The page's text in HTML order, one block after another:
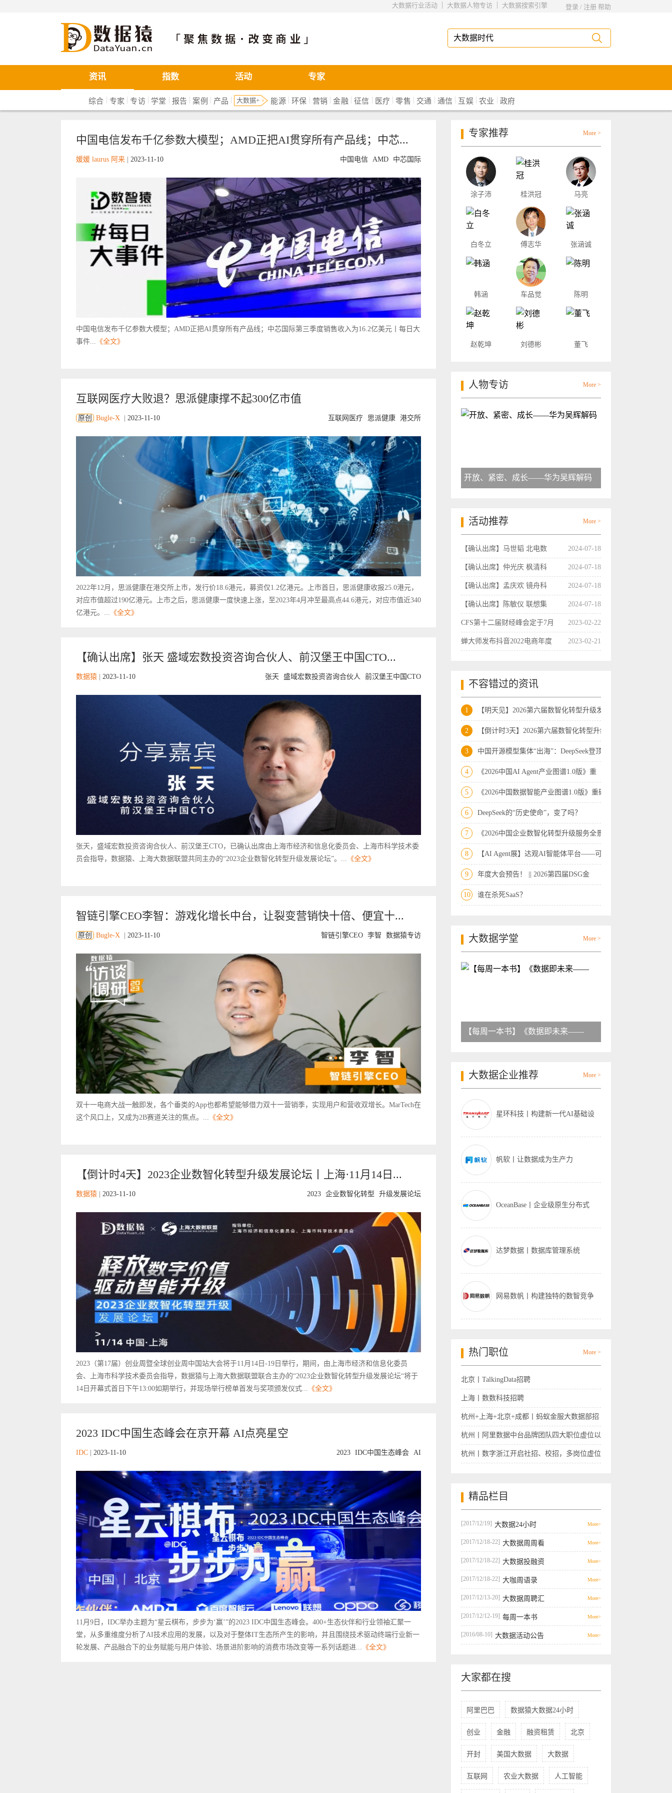
登录 / 注册 帮助
大数据搜索引擎
|
大数据人物专访
|
大数据行业活动
数据猿
资讯 指数 活动 专家
综合 | 专家 |专访| 学堂 | 报告 | 案例 | 产品 | 大数据+ 能源 |环保 | 营销 |金融 |征信 | 医疗 | 零售 | 交通 | 通信 | 互娱 | 农业 | 政府
中国电信发布千亿参数大模型；AMD正把AI贯穿所有产品线；中芯...
中国电信 AMD 中芯国际
媛媛 laurus 阿来 2023-11-10
中国电信发布千亿参数大模型；AMD正把AI贯穿所有产品线；中芯国际第三季度销售收入为16.2亿美元丨每日大
事件... 《全文》
互联网医疗大败退？思派健康撑不起300亿市值
互联网医疗 思派健康 港交所
原创 Bugle-X 2023-11-10
2022年12月，思派健康在港交所上市，发行价18.6港元，募资仅1.2亿港元。上市首日，思派健康收报25.0港元，
对应市值超过190亿港元。上市之后，思派健康一度快速上涨，至2023年4月冲至最高点44.6港元，对应市值近340
亿港元。... 《全文》
【确认出席】张天 盛域宏数投资咨询合伙人、前汉堡王中国CTO...
张天 盛域宏数投资咨询合伙人 前汉堡王中国CTO
数据猿 2023-11-10
张天，盛域宏数投资咨询合伙人、前汉堡王CTO，已确认出席由上海市经济和信息化委员会、上海市科学技术委
员会指导，数据猿、上海大数据联盟共同主办的“2023企业数智化转型升级发展论坛”。... 《全文》
智链引擎CEO李智：游戏化增长中台，让裂变营销快十倍、便宜十...
智链引擎CEO 李智 数据猿专访
原创 Bugle-X 2023-11-10
双十一电商大战一触即发，各个垂类的App也都希望能够借力双十一营销季，实现用户和营收双增长。MarTech在
这个风口上，又成为2B赛道关注的焦点。... 《全文》
【倒计时4天】2023企业数智化转型升级发展论坛丨上海·11月14日...
2023 企业数智化转型 升级发展论坛
数据猿 2023-11-10
2023（第17届）创业周暨全球创业周中国站大会将于11月14日-19日举行，期间，由上海市经济和信息化委员
会、上海市科学技术委员会指导，数据猿与上海大数据联盟联合主办的“2023企业数智化转型升级发展论坛“将于
14日开幕式首日下午13:00如期举行，并现场举行榜单首发与奖项颁发仪式... 《全文》
2023 IDC中国生态峰会在京开幕 AI点亮星空
2023 IDC中国生态峰会 AI
IDC 2023-11-10
11月9日，IDC举办主题为“星云棋布，步步为‘赢’”的2023 IDC中国生态峰会。400+生态伙伴和行业领袖汇聚一
堂，从多重维度分析了AI技术应用的发展，以及对于整体IT生态所产生的影响，并且围绕技术驱动终端行业新一
轮发展、产品融合下的业务赋能与用户体验、场景进阶影响的消费市场改变等一系列话题进... 《全文》
专家推荐 More >
涂子沛 桂洪冠 马亮
白冬立 傅志华 张涵诚
韩涵 车品觉 陈明
赵乾坤 刘德彬 董飞
人物专访 More >
开放、紧密、成长——华为吴辉解码
活动推荐 More >
【确认出席】马世韬 北电数 2024-07-18
【确认出席】仲光庆 枫清科 2024-07-18
【确认出席】孟庆欢 镜舟科 2024-07-18
【确认出席】陈敏仪 联想集 2024-07-18
CFS第十二届财经峰会定于7月 2023-02-22
蝉大师发布抖音2022电商年度 2023-02-21
不容错过的资讯
1 【明天见】2026第六届数智化转型升级发展
2 【倒计时3天】2026第六届数智化转型升级
3 中国开源模型集体“出海”：DeepSeek登顶
4 《2026中国AI Agent产业图谱1.0版》重
5 《2026中国数据智能产业图谱1.0版》重磅
6 DeepSeek的“历史使命”，变了吗？
7 《2026中国企业数智化转型升级服务全景图
8 【AI Agent展】达观AI智能体平台——可
9 年度大会预告！ || 2026第四届DSG金
10 谁在杀死SaaS？
大数据学堂 More >
【每周一本书】《数据即未来——
大数据企业推荐 More >
星环科技丨构建新一代AI基础设
帆软丨让数据成为生产力
OceanBase丨企业级原生分布式
达梦数据丨数据库管理系统
网易数帆丨构建独特的数智竞争
热门职位 More >
北京丨TalkingData招聘
上海丨数数科技招聘
杭州+上海+北京+成都丨蚂蚁金服大数据部招
聘
杭州丨阿里数据中台品牌团队四大职位虚位以
待
杭州丨数字浙江开启社招、校招，多岗位虚位
精品栏目
[2017/12/19] 大数据24小时 More>
[2017/12/18-22] 大数据周周看 More>
[2017/12/18-22] 大数据投融资 More>
[2017/12/18-22] 大咖周语录 More>
[2017/12/13-20] 大数据周聘汇 More>
[2017/12/12-19] 每周一本书 More>
[2016/08-10] 大数据活动公告 More>
大家都在搜
阿里巴巴 数据猿大数据24小时
创业 金融 融资租赁 北京
开封 美国大数据 大数据
互联网 农业大数据 人工智能